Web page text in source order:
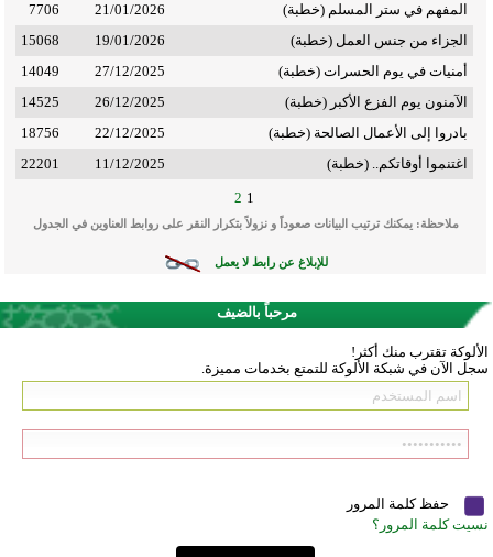
المفهم في ستر المسلم (خطبة)
21/01/2026
7706
الجزاء من جنس العمل (خطبة)
19/01/2026
15068
أمنيات في يوم الحسرات (خطبة)
27/12/2025
14049
الآمنون يوم الفزع الأكبر (خطبة)
26/12/2025
14525
بادروا إلى الأعمال الصالحة (خطبة)
22/12/2025
18756
اغتنموا أوقاتكم.. (خطبة)
11/12/2025
22201
1
2
ملاحظة: يمكنك ترتيب البيانات صعوداً و نزولاً بتكرار النقر على روابط العناوين في الجدول
للإبلاغ عن رابط لا يعمل
مرحباً بالضيف
الألوكة تقترب منك أكثر!
سجل الآن في شبكة الألوكة للتمتع بخدمات مميزة.
حفظ كلمة المرور
نسيت كلمة المرور؟